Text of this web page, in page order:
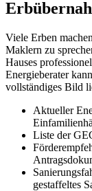
Viele Erben
Maklern zu
Hauses
Energieberater
vollständiges Bild
Aktueller
Liste der
gestaffeltes